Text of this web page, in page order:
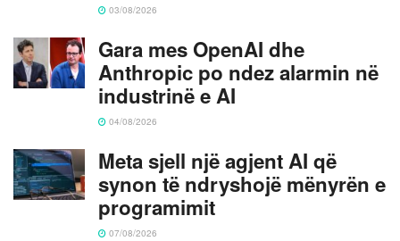
03/08/2026
Gara mes OpenAI dhe
Anthropic po ndez alarmin në
industrinë e AI
04/08/2026
Meta sjell një agjent AI që
synon të ndryshojë mënyrën e
programimit
07/08/2026